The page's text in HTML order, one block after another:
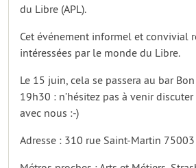
du Libre (APL).
Cet événement informel et convivial
intéressées par le monde du Libre.
Le 15 juin, cela se passera au bar
19h30 : n’hésitez pas à venir
avec nous :-)
Adresse : 310 rue Saint-Martin 75003